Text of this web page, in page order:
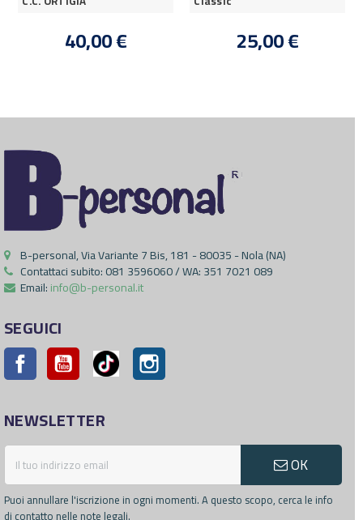
40,00 € 25,00 €
B-personal, Via Variante 7 Bis, 181 - 80035 - Nola (NA)
Contattaci subito:081 3596060 / WA: 351 7021 089
Email:info@b-personal.it
SEGUICI
Facebook YouTube Pinterest
NEWSLETTER
OK
Puoi annullare l'iscrizione in ogni momenti. A questo scopo, cerca le info
di contatto nelle note legali.